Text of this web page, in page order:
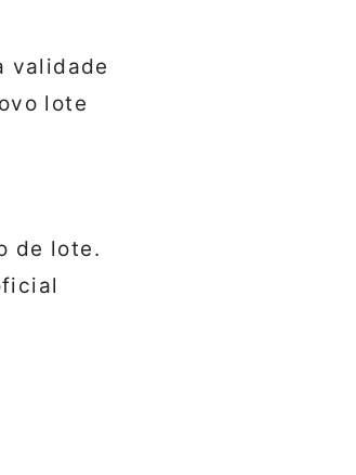
validade
lote
de lote.